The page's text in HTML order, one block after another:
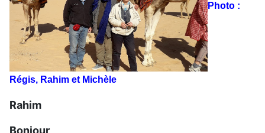
Photo :
Régis, Rahim et Michèle
Rahim